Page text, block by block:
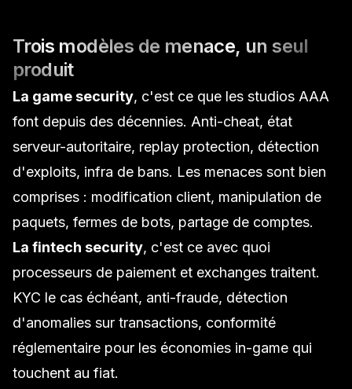
Trois modèles de menace, un seul
produit
La game security, c'est ce que les studios AAA
font depuis des décennies. Anti-cheat, état
serveur-autoritaire, replay protection, détection
d'exploits, infra de bans. Les menaces sont bien
comprises : modification client, manipulation de
paquets, fermes de bots, partage de comptes.
La fintech security, c'est ce avec quoi
processeurs de paiement et exchanges traitent.
KYC le cas échéant, anti-fraude, détection
d'anomalies sur transactions, conformité
réglementaire pour les économies in-game qui
touchent au fiat.